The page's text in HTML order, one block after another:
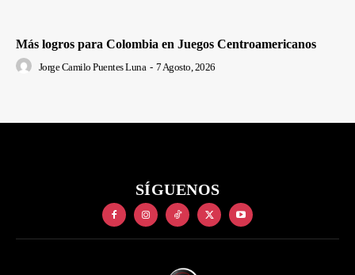
Más logros para Colombia en Juegos Centroamericanos
Jorge Camilo Puentes Luna - 7 Agosto, 2026
SÍGUENOS